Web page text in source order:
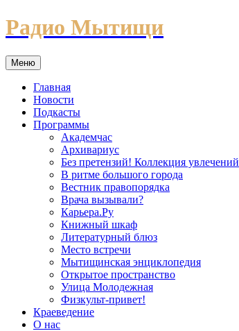
Перейти
к
Радио Мытищи
Меню
Главная
Новости
Подкасты
Программы
Академчас
Архивариус
Без претензий! Коллекция увлечений
В ритме большого города
Вестник правопорядка
Врача вызывали?
Карьера.Ру
Книжный шкаф
Литературный блюз
Место встречи
Мытищинская энциклопедия
Открытое пространство
Улица Молодежная
Физкульт-привет!
Краеведение
О нас